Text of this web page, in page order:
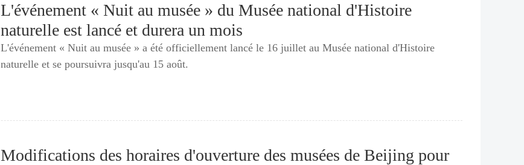
L'événement « Nuit au musée » du Musée national d'Histoire
naturelle est lancé et durera un mois
L'événement « Nuit au musée » a été officiellement lancé le 16 juillet au Musée national d'Histoire
naturelle et se poursuivra jusqu'au 15 août.
Modifications des horaires d'ouverture des musées de Beijing pour